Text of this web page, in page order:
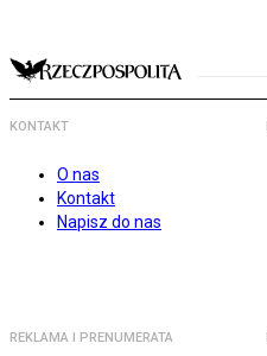
KONTAKT
O nas
Kontakt
Napisz do nas
REKLAMA I PRENUMERATA